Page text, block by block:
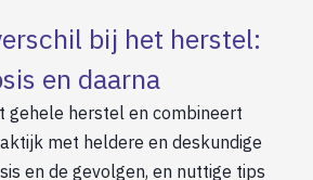
bij het herstel:
en daarna
gehele herstel en combineert
met heldere en deskundige
en de gevolgen, en nuttige tips